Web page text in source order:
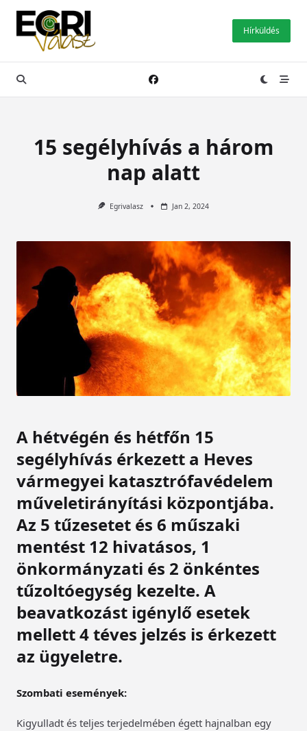
Skip
content
Hírküldés
15 segélyhívás a három
nap alatt
Egrivalasz Jan 2, 2024
A hétvégén és hétfőn 15
segélyhívás érkezett a Heves
vármegyei katasztrófavédelem
műveletirányítási központjába.
Az 5 tűzesetet és 6 műszaki
mentést 12 hivatásos, 1
önkormányzati és 2 önkéntes
tűzoltóegység kezelte. A
beavatkozást igénylő esetek
mellett 4 téves jelzés is érkezett
az ügyeletre.
Szombati események:
Kigyulladt és teljes terjedelmében égett hajnalban egy